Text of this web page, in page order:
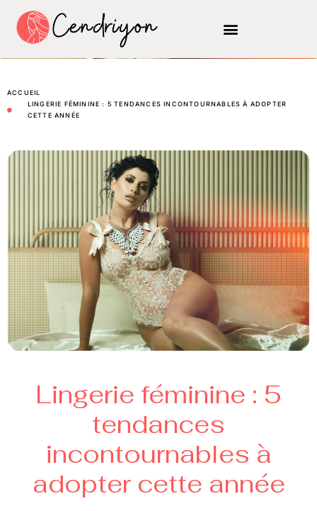
ACCUEIL
LINGERIE FÉMININE : 5 TENDANCES INCONTOURNABLES À ADOPTER
CETTE ANNÉE
Lingerie féminine : 5
tendances
incontournables à
adopter cette année